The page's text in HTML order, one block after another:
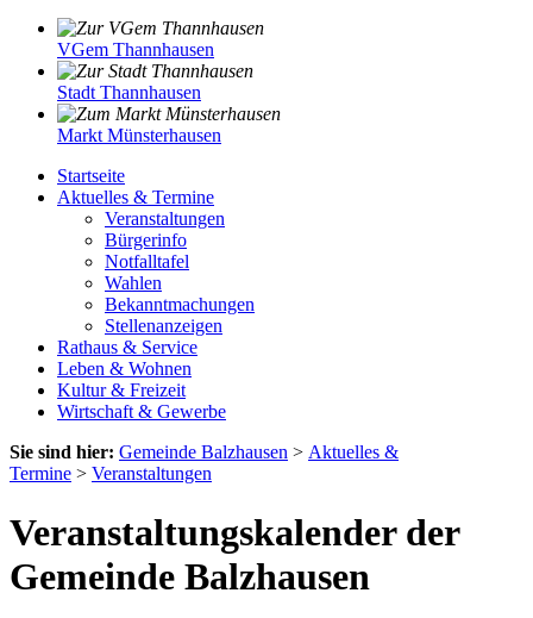
VGem Thannhausen
Stadt Thannhausen
Markt Münsterhausen
Startseite
Aktuelles & Termine
Veranstaltungen
Bürgerinfo
Notfalltafel
Wahlen
Bekanntmachungen
Stellenanzeigen
Rathaus & Service
Leben & Wohnen
Kultur & Freizeit
Wirtschaft & Gewerbe
Sie sind hier: Gemeinde Balzhausen > Aktuelles &
Termine > Veranstaltungen
Veranstaltungskalender der
Gemeinde Balzhausen